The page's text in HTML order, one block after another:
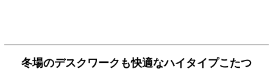
冬場のデスクワークも快適なハイタイプこたつ